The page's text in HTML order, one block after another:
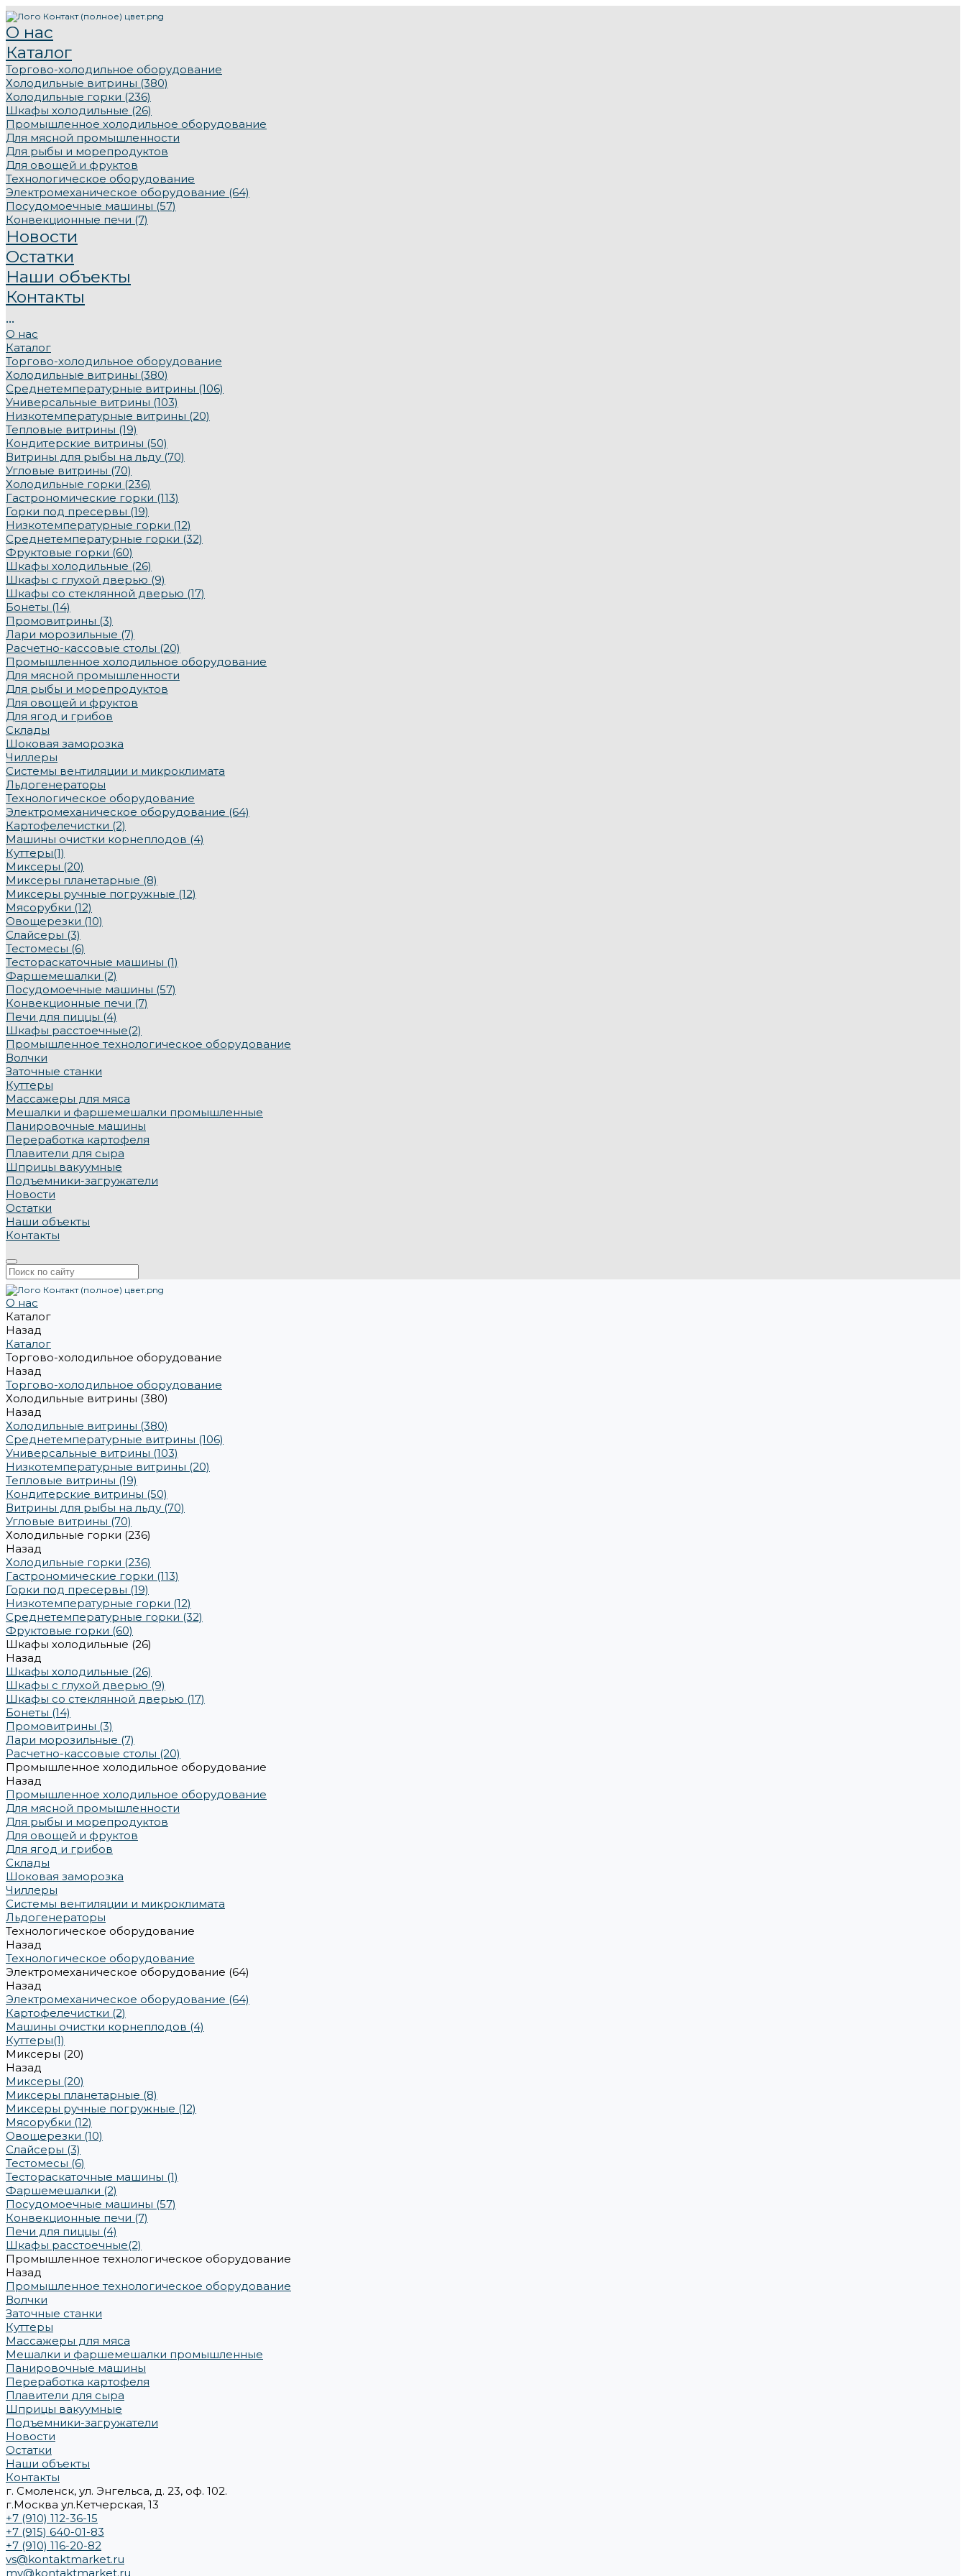
О нас
Каталог
Торгово-холодильное оборудование
Холодильные витрины (380)
Холодильные горки (236)
Шкафы холодильные (26)
Промышленное холодильное оборудование
Для мясной промышленности
Для рыбы и морепродуктов
Для овощей и фруктов
Технологическое оборудование
Электромеханическое оборудование (64)
Посудомоечные машины (57)
Конвекционные печи (7)
Новости
Остатки
Наши объекты
Контакты
...
О нас
Каталог
Торгово-холодильное оборудование
Холодильные витрины (380)
Среднетемпературные витрины (106)
Универсальные витрины (103)
Низкотемпературные витрины (20)
Тепловые витрины (19)
Кондитерские витрины (50)
Витрины для рыбы на льду (70)
Угловые витрины (70)
Холодильные горки (236)
Гастрономические горки (113)
Горки под пресервы (19)
Низкотемпературные горки (12)
Среднетемпературные горки (32)
Фруктовые горки (60)
Шкафы холодильные (26)
Шкафы с глухой дверью (9)
Шкафы со стеклянной дверью (17)
Бонеты (14)
Промовитрины (3)
Лари морозильные (7)
Расчетно-кассовые столы (20)
Промышленное холодильное оборудование
Для мясной промышленности
Для рыбы и морепродуктов
Для овощей и фруктов
Для ягод и грибов
Склады
Шоковая заморозка
Чиллеры
Системы вентиляции и микроклимата
Льдогенераторы
Технологическое оборудование
Электромеханическое оборудование (64)
Картофелечистки (2)
Машины очистки корнеплодов (4)
Куттеры(1)
Миксеры (20)
Миксеры планетарные (8)
Миксеры ручные погружные (12)
Мясорубки (12)
Овощерезки (10)
Слайсеры (3)
Тестомесы (6)
Тестораскаточные машины (1)
Фаршемешалки (2)
Посудомоечные машины (57)
Конвекционные печи (7)
Печи для пиццы (4)
Шкафы расстоечные(2)
Промышленное технологическое оборудование
Волчки
Заточные станки
Куттеры
Массажеры для мяса
Мешалки и фаршемешалки промышленные
Панировочные машины
Переработка картофеля
Плавители для сыра
Шприцы вакуумные
Подъемники-загружатели
Новости
Остатки
Наши объекты
Контакты
О нас
Каталог
Назад
Каталог
Торгово-холодильное оборудование
Назад
Торгово-холодильное оборудование
Холодильные витрины (380)
Назад
Холодильные витрины (380)
Среднетемпературные витрины (106)
Универсальные витрины (103)
Низкотемпературные витрины (20)
Тепловые витрины (19)
Кондитерские витрины (50)
Витрины для рыбы на льду (70)
Угловые витрины (70)
Холодильные горки (236)
Назад
Холодильные горки (236)
Гастрономические горки (113)
Горки под пресервы (19)
Низкотемпературные горки (12)
Среднетемпературные горки (32)
Фруктовые горки (60)
Шкафы холодильные (26)
Назад
Шкафы холодильные (26)
Шкафы с глухой дверью (9)
Шкафы со стеклянной дверью (17)
Бонеты (14)
Промовитрины (3)
Лари морозильные (7)
Расчетно-кассовые столы (20)
Промышленное холодильное оборудование
Назад
Промышленное холодильное оборудование
Для мясной промышленности
Для рыбы и морепродуктов
Для овощей и фруктов
Для ягод и грибов
Склады
Шоковая заморозка
Чиллеры
Системы вентиляции и микроклимата
Льдогенераторы
Технологическое оборудование
Назад
Технологическое оборудование
Электромеханическое оборудование (64)
Назад
Электромеханическое оборудование (64)
Картофелечистки (2)
Машины очистки корнеплодов (4)
Куттеры(1)
Миксеры (20)
Назад
Миксеры (20)
Миксеры планетарные (8)
Миксеры ручные погружные (12)
Мясорубки (12)
Овощерезки (10)
Слайсеры (3)
Тестомесы (6)
Тестораскаточные машины (1)
Фаршемешалки (2)
Посудомоечные машины (57)
Конвекционные печи (7)
Печи для пиццы (4)
Шкафы расстоечные(2)
Промышленное технологическое оборудование
Назад
Промышленное технологическое оборудование
Волчки
Заточные станки
Куттеры
Массажеры для мяса
Мешалки и фаршемешалки промышленные
Панировочные машины
Переработка картофеля
Плавители для сыра
Шприцы вакуумные
Подъемники-загружатели
Новости
Остатки
Наши объекты
Контакты
г. Смоленск, ул. Энгельса, д. 23, оф. 102.
г.Москва ул.Кетчерская, 13
+7 (910) 112-36-15
+7 (915) 640-01-83
+7 (910) 116-20-82
vs@kontaktmarket.ru
mv@kontaktmarket.ru